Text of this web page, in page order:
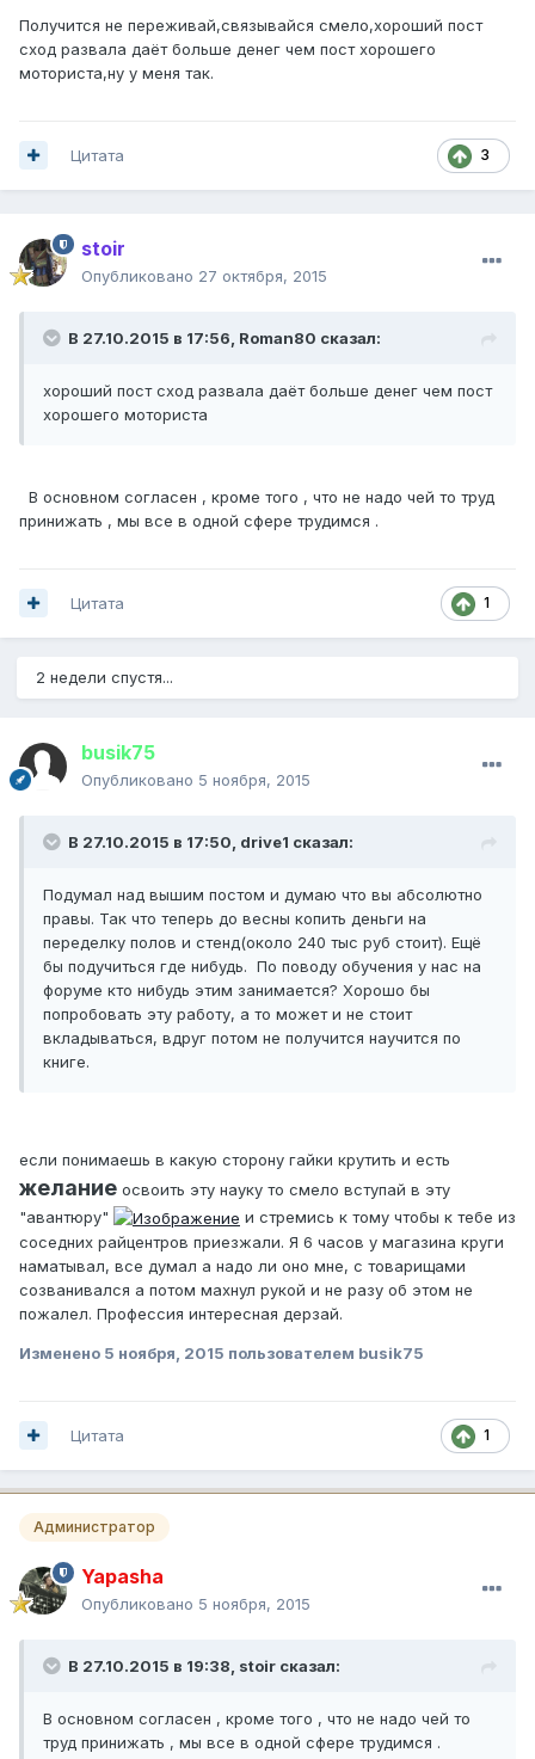
Получится не переживай,связывайся смело,хороший пост
сход развала даёт больше денег чем пост хорошего
моториста,ну у меня так.
3
Цитата
stoir
Опубликовано 27 октября, 2015
В 27.10.2015 в 17:56, Roman80 сказал:
хороший пост сход развала даёт больше денег чем пост
хорошего моториста
В основном согласен , кроме того , что не надо чей то труд
принижать , мы все в одной сфере трудимся .
1
Цитата
2 недели спустя...
busik75
Опубликовано 5 ноября, 2015
В 27.10.2015 в 17:50, drive1 сказал:
Подумал над вышим постом и думаю что вы абсолютно
правы. Так что теперь до весны копить деньги на
переделку полов и стенд(около 240 тыс руб стоит). Ещё
бы подучиться где нибудь. По поводу обучения у нас на
форуме кто нибудь этим занимается? Хорошо бы
попробовать эту работу, а то может и не стоит
вкладываться, вдруг потом не получится научится по
книге.
если понимаешь в какую сторону гайки крутить и есть
желание освоить эту науку то смело вступай в эту
"авантюру"
и стремись к тому чтобы к тебе из
соседних райцентров приезжали. Я 6 часов у магазина круги
наматывал, все думал а надо ли оно мне, с товарищами
созванивался а потом махнул рукой и не разу об этом не
пожалел. Профессия интересная дерзай.
Изменено 5 ноября, 2015 пользователем busik75
1
Цитата
Администратор
Yapasha
Опубликовано 5 ноября, 2015
В 27.10.2015 в 19:38, stoir сказал:
В основном согласен , кроме того , что не надо чей то
труд принижать , мы все в одной сфере трудимся .